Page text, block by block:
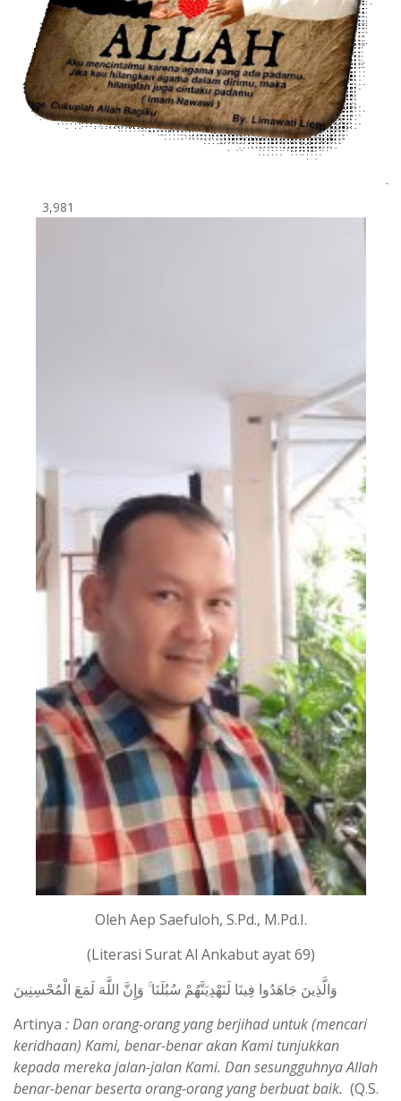
3,981
Oleh Aep Saefuloh, S.Pd., M.Pd.I.
(Literasi Surat Al Ankabut ayat 69)
وَالَّذِينَ جَاهَدُوا فِينَا لَنَهْدِيَنَّهُمْ سُبُلَنَا ۚ وَإِنَّ اللَّهَ لَمَعَ الْمُحْسِنِينَ
Artinya :Dan orang-orang yang berjihad untuk (mencari
keridhaan) Kami, benar-benar akan Kami tunjukkan
kepada mereka jalan-jalan Kami. Dan sesungguhnya Allah
benar-benar beserta orang-orang yang berbuat baik. (Q.S.